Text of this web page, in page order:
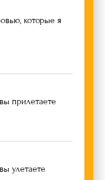
которые я
прилетаете
улетаете